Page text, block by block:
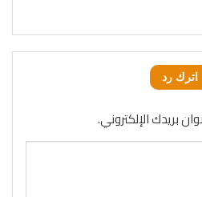
اترك رد
بريدك الإلكتروني.